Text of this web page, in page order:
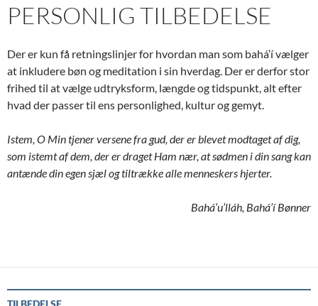
PERSONLIG TILBEDELSE
Der er kun få retningslinjer for hvordan man som bahá’í vælger
at inkludere bøn og meditation i sin hverdag. Der er derfor stor
frihed til at vælge udtryksform, længde og tidspunkt, alt efter
hvad der passer til ens personlighed, kultur og gemyt.
Istem, O Min tjener versene fra gud, der er blevet modtaget af dig,
som istemt af dem, der er draget Ham nær, at sødmen i din sang kan
antænde din egen sjæl og tiltrække alle menneskers hjerter.
Bahá’u’lláh, Bahá’í Bønner